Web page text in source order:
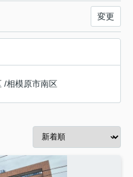
変更
/相模原市南区